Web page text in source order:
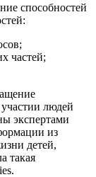
способностей
частей;
людей
экспертами
из
детей,
такая